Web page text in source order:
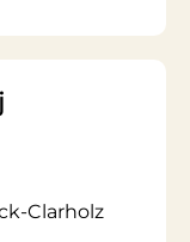
Clarholz